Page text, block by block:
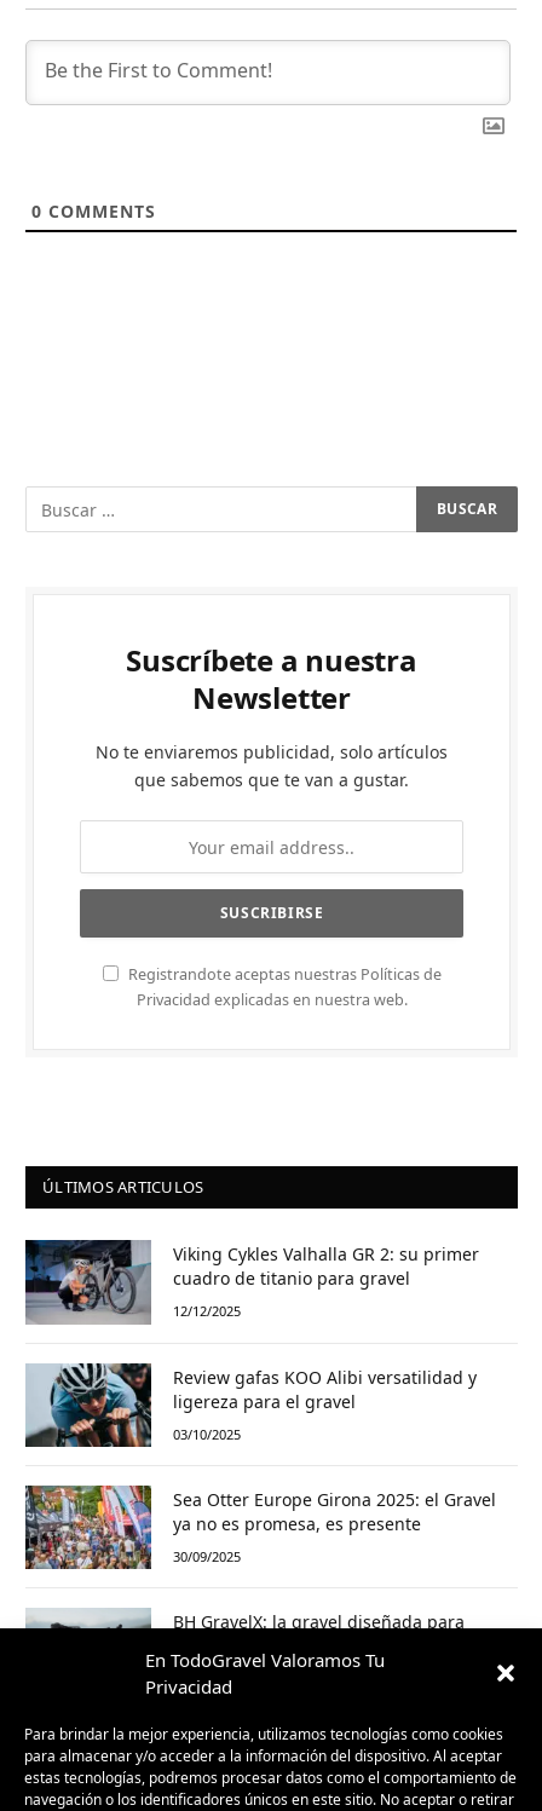
En TodoGravel Valoramos Tu
Privacidad
Para brindar la mejor experiencia, utilizamos tecnologías como cookies
para almacenar y/o acceder a la información del dispositivo. Al aceptar
estas tecnologías, podremos procesar datos como el comportamiento de
navegación o los identificadores únicos en este sitio. No aceptar o retirar
0 COMMENTS
Suscríbete a nuestra
Newsletter
No te enviaremos publicidad, solo artículos
que sabemos que te van a gustar.
Registrandote aceptas nuestras Políticas de
Privacidad explicadas en nuestra web.
ÚLTIMOS ARTICULOS
Viking Cykles Valhalla GR 2: su primer
cuadro de titanio para gravel
12/12/2025
Review gafas KOO Alibi versatilidad y
ligereza para el gravel
03/10/2025
Sea Otter Europe Girona 2025: el Gravel
ya no es promesa, es presente
30/09/2025
BH GravelX: la gravel diseñada para
23/09/2025